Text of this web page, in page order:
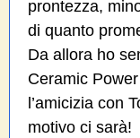
prontezza,
di quanto
Da allora ho
Ceramic
l’amicizia con
motivo ci sarà!